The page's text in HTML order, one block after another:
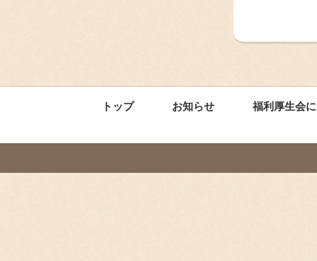
トップ お知らせ 福利厚生会